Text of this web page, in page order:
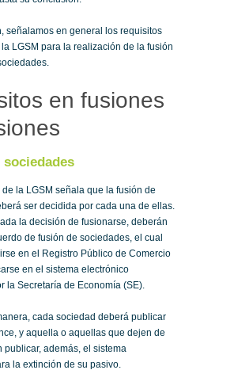
señalamos en general los requisitos
LGSM para la realización de la fusión
en fusiones
sociedades
la LGSM señala que la fusión de
ser decidida por cada una de ellas.
la decisión de fusionarse, deberán
de fusión de sociedades, el cual
en el Registro Público de Comercio
en el sistema electrónico
la Secretaría de Economía (SE).
cada sociedad deberá publicar
y aquella o aquellas que dejen de
publicar, además, el sistema
la extinción de su pasivo.